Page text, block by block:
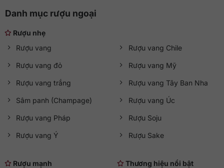
mua được những chai vang cực kỳ chất lượng với nhiều ưu
Ở địa chỉ nhập khẩu rượu vang uy tín này, quý khách sẽ có
Argentina, Chile, Úc, Mỹ, Nam Phi,… QKAWine cam kết rượu
vang chính hãng, bảo quản tốt nhất với mức giá hợp lý nhất.
Liên hệ hotline 0363 90 9636 hoặc truy cập qkawine.com
để tham khảo chi tiếtgiá các loại rượu vang Phápvà đặt
Danh mục rượu ngoại
Rượu nhẹ
Rượu vang
Rượu vang đỏ
Rượu vang trắng
Sâm panh (Champage)
Rượu vang Pháp
Rượu vang Ý
Rượu vang Chile
Rượu vang Mỹ
Rượu vang Tây Ban Nha
Rượu vang Úc
Rượu Soju
Rượu Sake
Rượu mạnh
Thương hiệu nổi bật